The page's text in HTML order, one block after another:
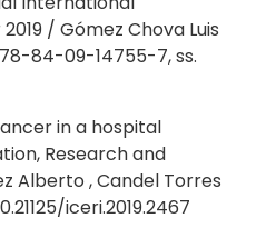
/ Gómez Chova Luis
84-09-14755-7, ss.
in a hospital
Research and
Alberto , Candel Torres
iceri.2019.2467